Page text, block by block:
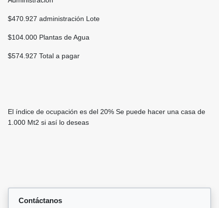
$470.927 administración Lote
$104.000 Plantas de Agua
$574.927 Total a pagar
El índice de ocupación es del 20% Se puede hacer una casa de
1.000 Mt2 si así lo deseas
Contáctanos